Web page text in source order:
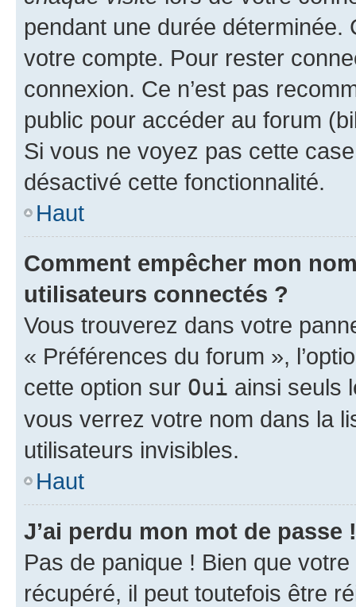
pendant une durée déterminée.
votre compte. Pour rester
connexion. Ce n’est pas
public pour accéder au forum
Si vous ne voyez pas cette
désactivé cette fonctionnalité.
Haut
Comment empêcher mon
utilisateurs connectés ?
Vous trouverez dans votre
« Préférences du forum »,
cette option sur Oui ainsi seuls
vous verrez votre nom dans la
utilisateurs invisibles.
Haut
J’ai perdu mon mot de passe !
Pas de panique ! Bien que
récupéré, il peut toutefois être